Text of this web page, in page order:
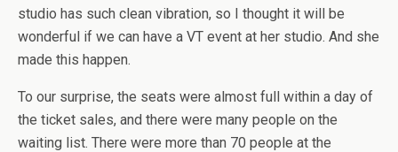
studio has such clean vibration, so I thought it will be
wonderful if we can have a VT event at her studio. And she
made this happen.
To our surprise, the seats were almost full within a day of
the ticket sales, and there were many people on the
waiting list. There were more than 70 people at the